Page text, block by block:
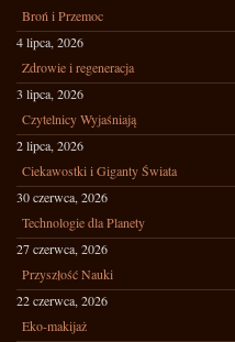
Broń i Przemoc
4 lipca, 2026
Zdrowie i regeneracja
3 lipca, 2026
Czytelnicy Wyjaśniają
2 lipca, 2026
Ciekawostki i Giganty Świata
30 czerwca, 2026
Technologie dla Planety
27 czerwca, 2026
Przyszłość Nauki
22 czerwca, 2026
Eko-makijaż